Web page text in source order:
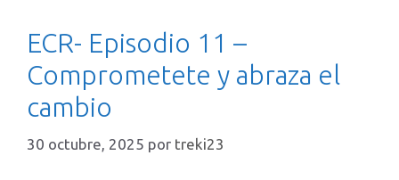
ECR- Episodio 11 –
Comprometete y abraza el
cambio
30 octubre, 2025 por treki23